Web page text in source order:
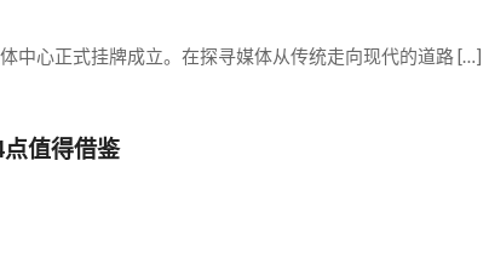
心正式挂牌成立。在探寻媒体从传统走向现代的道路 […]
值得借鉴